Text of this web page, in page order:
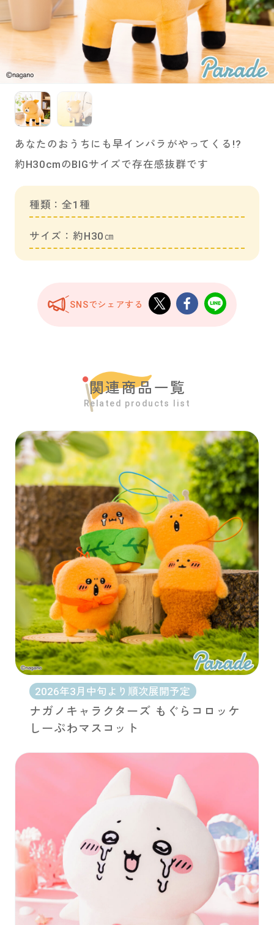
プライバシーポリシー
あなたのおうちにも早インパラがやってくる!?
約H30cmのBIGサイズで存在感抜群です
種類：全1種
サイズ：約H30㎝
SNSでシェアする
関連商品一覧
Related products list
2026年3月中旬より順次展開予定
ナガノキャラクターズ もぐらコロッケ
しーぷわマスコット